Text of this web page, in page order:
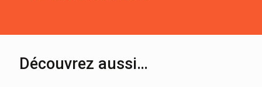
Découvrez aussi…